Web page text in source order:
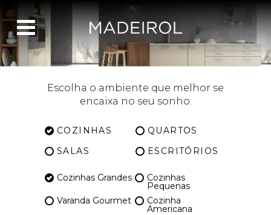
Escolha o ambiente que melhor se
encaixa no seu sonho.
COZINHAS
QUARTOS
SALAS
ESCRITÓRIOS
Cozinhas Grandes Cozinhas
Pequenas
Varanda Gourmet
Cozinha
Americana